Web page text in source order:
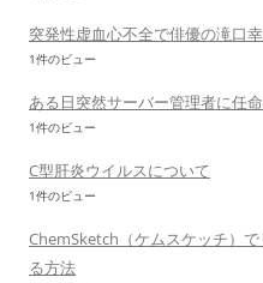
突発性虚血心不全で俳優の滝口
1件のビュー
ある日突然サーバー管理者に任
1件のビュー
C型肝炎ウイルスについて
1件のビュー
ChemSketch（ケムスケッチ）
る方法